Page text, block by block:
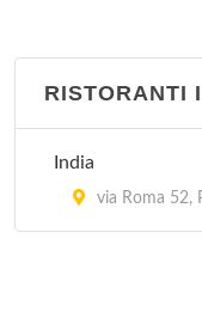
RISTORANTI
India
via Roma 52,